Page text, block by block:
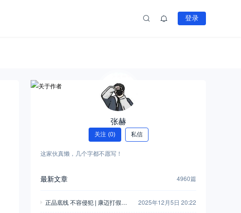
登录
张赫
关注 (0) 私信
这家伙真懒，几个字都不愿写！
最新文章 4960篇
正品底线 不容侵犯 | 康迈打假胜
2025年12月5日 20:22